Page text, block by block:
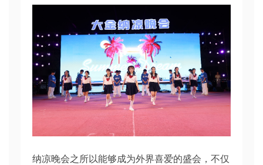
纳凉晚会之所以能够成为外界喜爱的盛会，不仅